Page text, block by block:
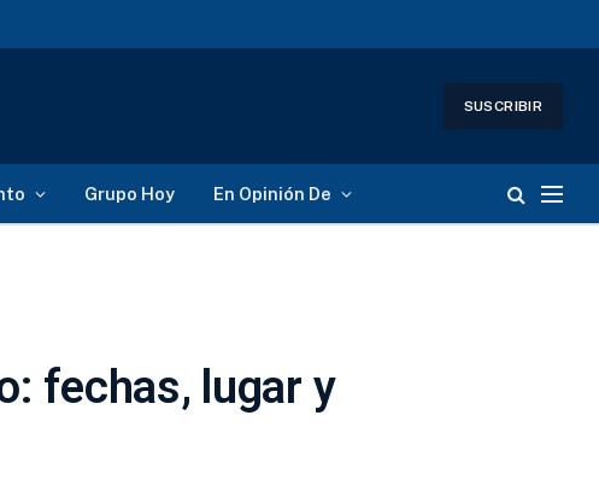
SUSCRIBIR
Grupo Hoy En Opinión De
fechas, lugar y